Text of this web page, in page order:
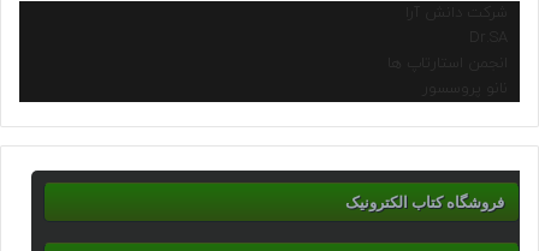
شرکت دانش آرا
انجمن استارتاپ ها
نانو پروسسور
فروشگاه کتاب الکترونیک